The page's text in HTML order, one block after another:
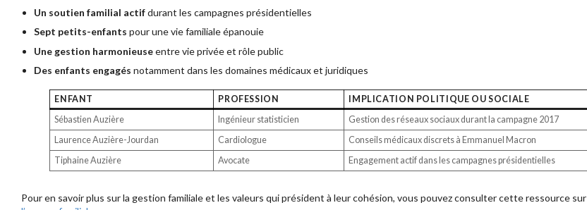
Un soutien familial actifdurant les campagnes présidentielles
Sept petits-enfants pour une vie familiale épanouie
Une gestion harmonieuseentre vie privée et rôle public
Des enfants engagés notamment dans les domaines médicaux et juridiques
ENFANT PROFESSION
IMPLICATION POLITIQUE OU SOCIALE
Sébastien Auzière
Ingénieur statisticien
Gestion des réseaux sociaux durant la campagne 2017
Laurence Auzière-Jourdan
Cardiologue
Conseils médicaux discrets à Emmanuel Macron
Tiphaine Auzière
Avocate Engagement actif dans les campagnes présidentielles
Pour en savoir plus sur la gestion familiale et les valeurs qui président à leur cohésion, vous pouvez consulter cette ressource sur